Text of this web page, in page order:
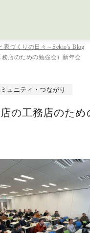
家づくりの日々～Sekio's Blog
務店のための勉強会）新年会
ュニティ・つながり
の工務店のため